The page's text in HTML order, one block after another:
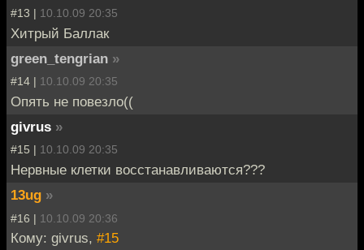
#13 | 10.10.09 20:35
Хитрый Баллак
green_tengrian »
#14 | 10.10.09 20:35
Опять не повезло((
givrus »
#15 | 10.10.09 20:35
Нервные клетки восстанавливаются???
13ug »
#16 | 10.10.09 20:36
Кому: givrus, #15